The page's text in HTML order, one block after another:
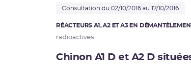
Consultation du 02/10/2016 au 17/10/2016
RÉACTEURS A1, A2 ET A3 EN
radioactives
Chinon A1 D et A2 D